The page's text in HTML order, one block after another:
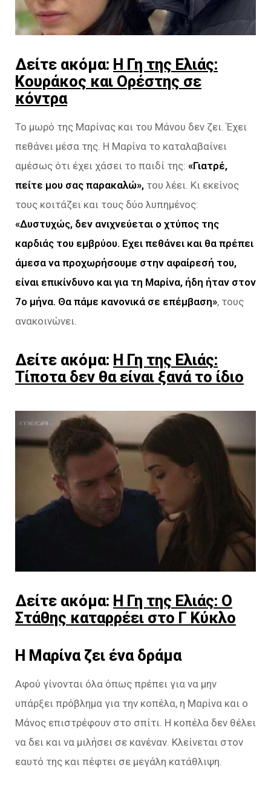
Δείτε ακόμα: Η Γη της Ελιάς:
Κουράκος και Ορέστης σε
κόντρα
Το μωρό της Μαρίνας και του Μάνου δεν ζει. Έχει
πεθάνει μέσα της. Η Μαρίνα το καταλαβαίνει
αμέσως ότι έχει χάσει το παιδί της: «Γιατρέ,
πείτε μου σας παρακαλώ», του λέει. Κι εκείνος
τους κοιτάζει και τους δύο λυπημένος:
«Δυστυχώς, δεν ανιχνεύεται ο χτύπος της
καρδιάς του εμβρύου. Εχει πεθάνει και θα πρέπει
άμεσα να προχωρήσουμε στην αφαίρεσή του,
είναι επικίνδυνο και για τη Μαρίνα, ήδη ήταν στον
7ο μήνα. Θα πάμε κανονικά σε επέμβαση», τους
ανακοινώνει.
Δείτε ακόμα: Η Γη της Ελιάς:
Τίποτα δεν θα είναι ξανά το ίδιο
Δείτε ακόμα: Η Γη της Ελιάς: Ο
Στάθης καταρρέει στο Γ Κύκλο
Η Μαρίνα ζει ένα δράμα
Αφού γίνονται όλα όπως πρέπει για να μην
υπάρξει πρόβλημα για την κοπέλα, η Μαρίνα και ο
Μάνος επιστρέφουν στο σπίτι. Η κοπέλα δεν θέλει
να δει και να μιλήσει σε κανέναν. Κλείνεται στον
εαυτό της και πέφτει σε μεγάλη κατάθλιψη.